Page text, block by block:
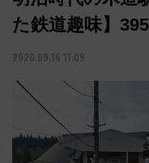
た鉄道趣味】395
2020.09.16 11:09